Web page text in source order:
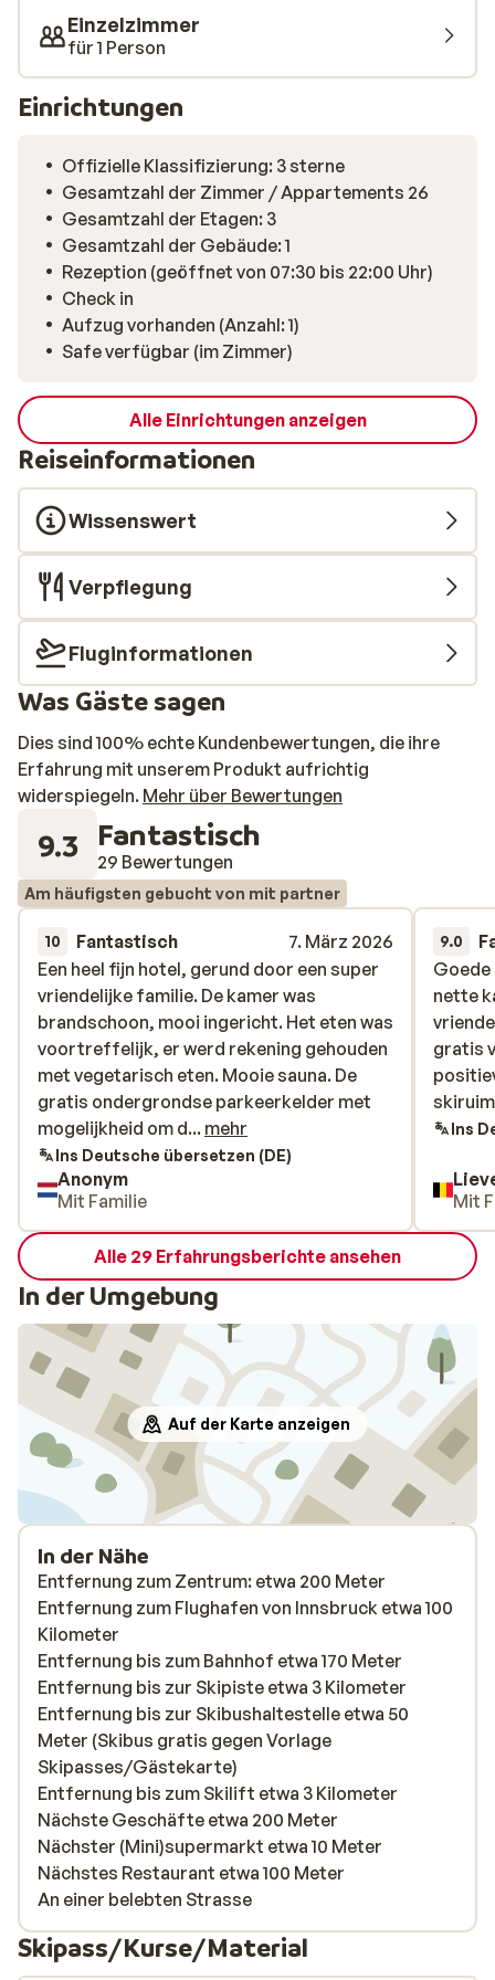
Einzelzimmer
für 1 Person
Einrichtungen
Offizielle Klassifizierung: 3 sterne
Gesamtzahl der Zimmer / Appartements 26
Gesamtzahl der Etagen: 3
Gesamtzahl der Gebäude: 1
Rezeption (geöffnet von 07:30 bis 22:00 Uhr)
Check in
Aufzug vorhanden (Anzahl: 1)
Safe verfügbar (im Zimmer)
Alle Einrichtungen anzeigen
Reiseinformationen
Wissenswert
Verpflegung
Fluginformationen
Was Gäste sagen
Dies sind 100% echte Kundenbewertungen, die ihre
Erfahrung mit unserem Produkt aufrichtig
widerspiegeln. Mehr über Bewertungen
9.3 Fantastisch
29 Bewertungen
Am häufigsten gebucht von mit partner
10 Fantastisch
7. März 2026
Een heel fijn hotel, gerund door een super
vriendelijke familie. De kamer was
brandschoon, mooi ingericht. Het eten was
voortreffelijk, er werd rekening gehouden
met vegetarisch eten. Mooie sauna. De
gratis ondergrondse parkeerkelder met
mogelijkheid om de electrische auto op te
laden. De omgeving van het hotel is mooi,
midden in het centrum, met een mooie
winkelstraat en historische gebouwen,
kerken, kastelen.
Een heel fijn hotel, gerund door een super
vriendelijke familie. De kamer was
brandschoon, mooi ingericht. Het eten was
voortreffelijk, er werd rekening gehouden
met vegetarisch eten. Mooie sauna. De
gratis ondergrondse parkeerkelder met
mogelijkheid om d... mehr
Ins Deutsche übersetzen (DE)
Anonym
Mit Familie
9.0
nette
gratis
nette
gratis
Ins
Mit
Alle 29 Erfahrungsberichte ansehen
In der Umgebung
Auf der Karte anzeigen
In der Nähe
Entfernung zum Zentrum: etwa 200 Meter
Entfernung zum Flughafen von Innsbruck etwa 100
Kilometer
Entfernung bis zum Bahnhof etwa 170 Meter
Entfernung bis zur Skipiste etwa 3 Kilometer
Entfernung bis zur Skibushaltestelle etwa 50
Meter (Skibus gratis gegen Vorlage
Skipasses/Gästekarte)
Entfernung bis zum Skilift etwa 3 Kilometer
Nächste Geschäfte etwa 200 Meter
Nächster (Mini)supermarkt etwa 10 Meter
Nächstes Restaurant etwa 100 Meter
An einer belebten Strasse
Skipass/Kurse/Material